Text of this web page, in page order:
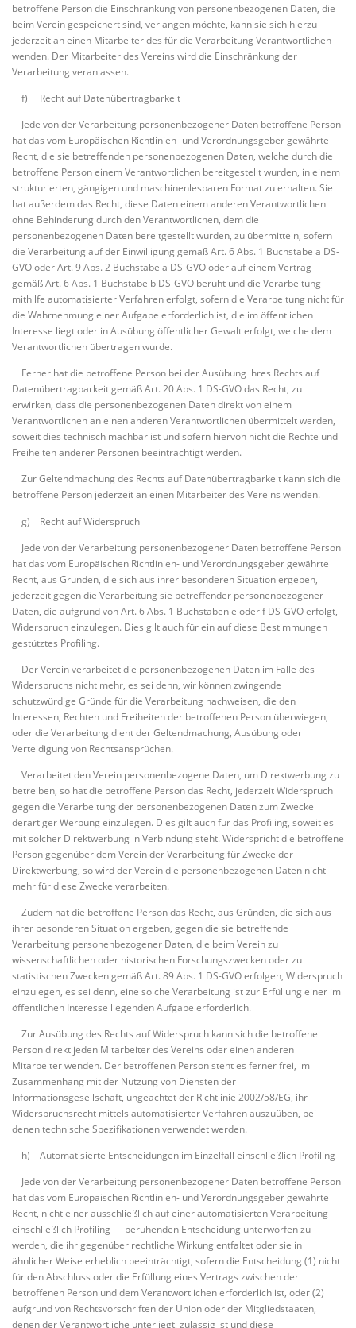
betroffene Person die Einschränkung von personenbezogenen Daten, die
beim Verein gespeichert sind, verlangen möchte, kann sie sich hierzu
jederzeit an einen Mitarbeiter des für die Verarbeitung Verantwortlichen
wenden. Der Mitarbeiter des Vereins wird die Einschränkung der
Verarbeitung veranlassen.
f) Recht auf Datenübertragbarkeit
Jede von der Verarbeitung personenbezogener Daten betroffene Person
hat das vom Europäischen Richtlinien- und Verordnungsgeber gewährte
Recht, die sie betreffenden personenbezogenen Daten, welche durch die
betroffene Person einem Verantwortlichen bereitgestellt wurden, in einem
strukturierten, gängigen und maschinenlesbaren Format zu erhalten. Sie
hat außerdem das Recht, diese Daten einem anderen Verantwortlichen
ohne Behinderung durch den Verantwortlichen, dem die
personenbezogenen Daten bereitgestellt wurden, zu übermitteln, sofern
die Verarbeitung auf der Einwilligung gemäß Art. 6 Abs. 1 Buchstabe a DS-
GVO oder Art. 9 Abs. 2 Buchstabe a DS-GVO oder auf einem Vertrag
gemäß Art. 6 Abs. 1 Buchstabe b DS-GVO beruht und die Verarbeitung
mithilfe automatisierter Verfahren erfolgt, sofern die Verarbeitung nicht für
die Wahrnehmung einer Aufgabe erforderlich ist, die im öffentlichen
Interesse liegt oder in Ausübung öffentlicher Gewalt erfolgt, welche dem
Verantwortlichen übertragen wurde.
Ferner hat die betroffene Person bei der Ausübung ihres Rechts auf
Datenübertragbarkeit gemäß Art. 20 Abs. 1 DS-GVO das Recht, zu
erwirken, dass die personenbezogenen Daten direkt von einem
Verantwortlichen an einen anderen Verantwortlichen übermittelt werden,
soweit dies technisch machbar ist und sofern hiervon nicht die Rechte und
Freiheiten anderer Personen beeinträchtigt werden.
Zur Geltendmachung des Rechts auf Datenübertragbarkeit kann sich die
betroffene Person jederzeit an einen Mitarbeiter des Vereins wenden.
g) Recht auf Widerspruch
Jede von der Verarbeitung personenbezogener Daten betroffene Person
hat das vom Europäischen Richtlinien- und Verordnungsgeber gewährte
Recht, aus Gründen, die sich aus ihrer besonderen Situation ergeben,
jederzeit gegen die Verarbeitung sie betreffender personenbezogener
Daten, die aufgrund von Art. 6 Abs. 1 Buchstaben e oder f DS-GVO erfolgt,
Widerspruch einzulegen. Dies gilt auch für ein auf diese Bestimmungen
gestütztes Profiling.
Der Verein verarbeitet die personenbezogenen Daten im Falle des
Widerspruchs nicht mehr, es sei denn, wir können zwingende
schutzwürdige Gründe für die Verarbeitung nachweisen, die den
Interessen, Rechten und Freiheiten der betroffenen Person überwiegen,
oder die Verarbeitung dient der Geltendmachung, Ausübung oder
Verteidigung von Rechtsansprüchen.
Verarbeitet den Verein personenbezogene Daten, um Direktwerbung zu
betreiben, so hat die betroffene Person das Recht, jederzeit Widerspruch
gegen die Verarbeitung der personenbezogenen Daten zum Zwecke
derartiger Werbung einzulegen. Dies gilt auch für das Profiling, soweit es
mit solcher Direktwerbung in Verbindung steht. Widerspricht die betroffene
Person gegenüber dem Verein der Verarbeitung für Zwecke der
Direktwerbung, so wird der Verein die personenbezogenen Daten nicht
mehr für diese Zwecke verarbeiten.
Zudem hat die betroffene Person das Recht, aus Gründen, die sich aus
ihrer besonderen Situation ergeben, gegen die sie betreffende
Verarbeitung personenbezogener Daten, die beim Verein zu
wissenschaftlichen oder historischen Forschungszwecken oder zu
statistischen Zwecken gemäß Art. 89 Abs. 1 DS-GVO erfolgen, Widerspruch
einzulegen, es sei denn, eine solche Verarbeitung ist zur Erfüllung einer im
öffentlichen Interesse liegenden Aufgabe erforderlich.
Zur Ausübung des Rechts auf Widerspruch kann sich die betroffene
Person direkt jeden Mitarbeiter des Vereins oder einen anderen
Mitarbeiter wenden. Der betroffenen Person steht es ferner frei, im
Zusammenhang mit der Nutzung von Diensten der
Informationsgesellschaft, ungeachtet der Richtlinie 2002/58/EG, ihr
Widerspruchsrecht mittels automatisierter Verfahren auszuüben, bei
denen technische Spezifikationen verwendet werden.
h) Automatisierte Entscheidungen im Einzelfall einschließlich Profiling
Jede von der Verarbeitung personenbezogener Daten betroffene Person
hat das vom Europäischen Richtlinien- und Verordnungsgeber gewährte
Recht, nicht einer ausschließlich auf einer automatisierten Verarbeitung —
einschließlich Profiling — beruhenden Entscheidung unterworfen zu
werden, die ihr gegenüber rechtliche Wirkung entfaltet oder sie in
ähnlicher Weise erheblich beeinträchtigt, sofern die Entscheidung (1) nicht
für den Abschluss oder die Erfüllung eines Vertrags zwischen der
betroffenen Person und dem Verantwortlichen erforderlich ist, oder (2)
aufgrund von Rechtsvorschriften der Union oder der Mitgliedstaaten,
denen der Verantwortliche unterliegt, zulässig ist und diese